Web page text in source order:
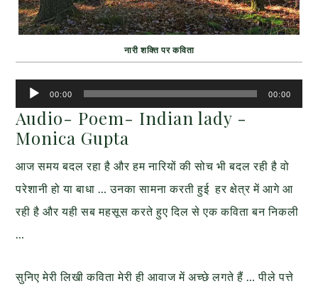
नारी शक्ति पर कविता
Audio
Player
00:00 00:00
Audio- Poem- Indian lady -
Monica Gupta
आज समय बदल रहा है और हम नारियों की सोच भी बदल रही है वो
परेशानी हो या बाधा … उनका सामना करती हुई हर क्षेत्र में आगे आ
रही है और यही सब महसूस करते हुए दिल से एक कविता बन निकली
…
सुनिए मेरी लिखी कविता मेरी ही आवाज में अच्छे लगते हैं … पीले पत्ते